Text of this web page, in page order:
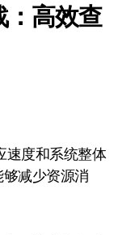
：高效查
减少资源消